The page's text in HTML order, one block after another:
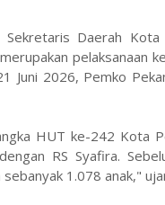
Sekretaris Daerah
pelaksanaan
Juni 2026, Pemko
HUT ke-242 Kota
RS Syafira.
1.078 anak,"